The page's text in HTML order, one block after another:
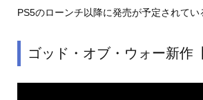
PS5のローンチ以降に発売が予定されてい
ゴッド・オブ・ウォー新作